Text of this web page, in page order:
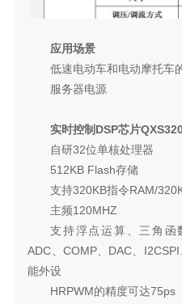
应用场景
低速电动车和电动摩托车
服务器电源
实时控制DSP芯片
自研32位单核处理器
512KB Flash存储
支持320KB指令RAM/
主频120MHZ
支持浮点运算、三角函
ADC、COMP、DAC、
能外设
HRPWM的精度可达75ps